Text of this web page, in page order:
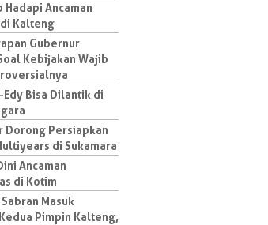
Hadapi Ancaman
Kalteng
Gubernur
Kebijakan Wajib
Edy Bisa Dilantik di
Dorong Persiapkan
di Sukamara
Ancaman
di Kotim
Masuk
Pimpin Kalteng,